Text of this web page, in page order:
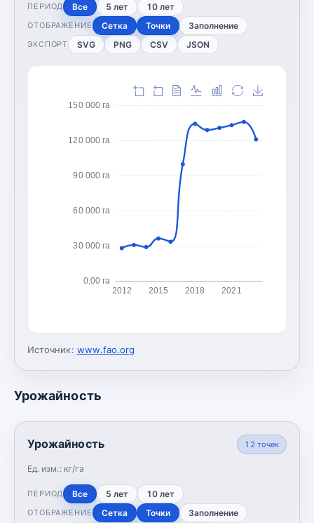
ПЕРИОД Все 5 лет 10 лет
ОТОБРАЖЕНИЕ Сетка Точки Заполнение
ЭКСПОРТ SVG PNG CSV JSON
0,00 га
30 000 га
60 000 га
90 000 га
120 000 га
150 000 га
2012 2015 2018 2021
Источник: www.fao.org
Урожайность
Урожайность
Ед. изм.: кг/га
12 точек
ПЕРИОД Все 5 лет 10 лет
ОТОБРАЖЕНИЕ Сетка Точки Заполнение